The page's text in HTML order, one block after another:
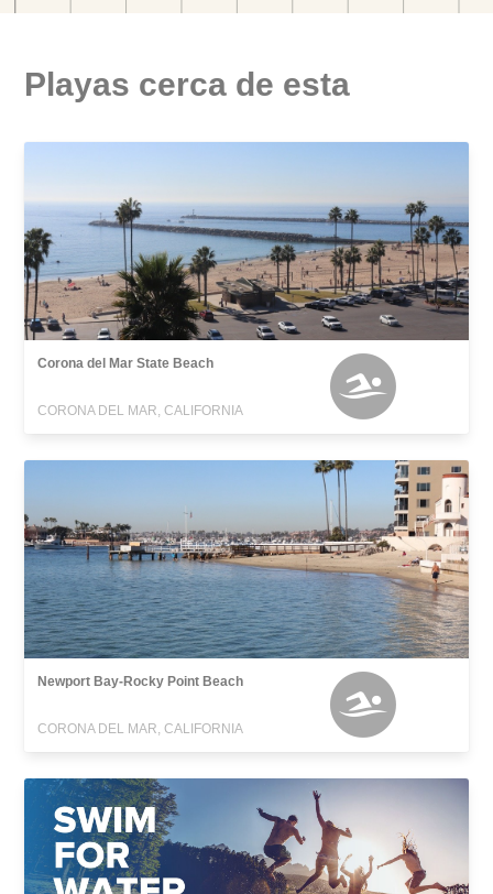
Playas cerca de esta
Corona del Mar State Beach
CORONA DEL MAR, CALIFORNIA
Newport Bay-Rocky Point Beach
CORONA DEL MAR, CALIFORNIA